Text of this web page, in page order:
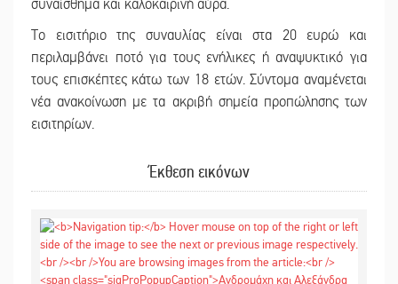
συναίσθημα και καλοκαιρινή αύρα.
Το εισιτήριο της συναυλίας είναι στα 20 ευρώ και
περιλαμβάνει ποτό για τους ενήλικες ή αναψυκτικό για
τους επισκέπτες κάτω των 18 ετών. Σύντομα αναμένεται
νέα ανακοίνωση με τα ακριβή σημεία προπώλησης των
εισιτηρίων.
Έκθεση εικόνων